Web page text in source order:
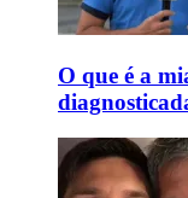
O que é a